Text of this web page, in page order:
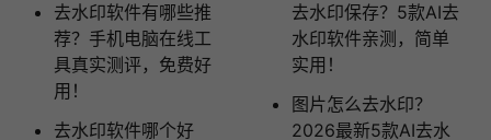
去水印软件有哪些推
荐？手机电脑在线工
具真实测评，免费好
用！
去水印软件哪个好
去水印保存？5款AI去
水印软件亲测，简单
实用！
图片怎么去水印？
2026最新5款AI去水